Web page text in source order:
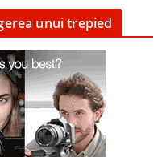
unui trepied